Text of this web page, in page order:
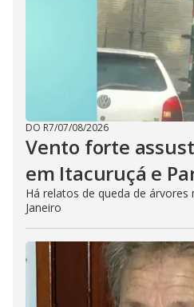
DO R7/07/08/2026
Vento forte
em Itacuruçá e
Há relatos de queda de árvores
Janeiro